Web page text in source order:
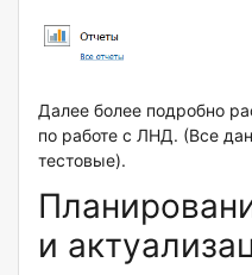
Далее более подробно
по работе с ЛНД. (Все
тестовые).
и